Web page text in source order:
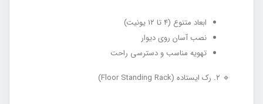
ابعاد متنوع (۴ تا ۱۲ یونیت)
نصب آسان روی دیوار
تهویه مناسب و دسترسی راحت
🔹 ۲. رک ایستاده (Floor Standing Rack)